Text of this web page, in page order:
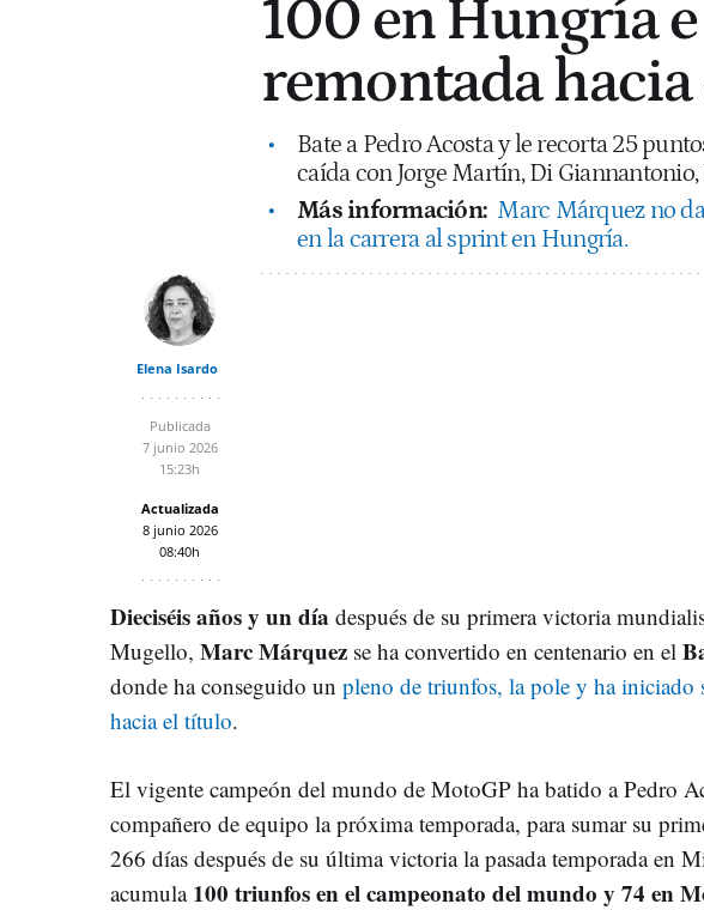
100 en Hungría
remontada
Bate a Pedro Acosta y le recorta 25
caída con Jorge Martín, Di
Más información: Marc Márquez no
en la carrera al sprint en Hungría.
Elena Isardo
Publicada
7 junio 2026
15:23h
Actualizada
8 junio 2026
08:40h
Dieciséis años y un día después de su primera victoria
Mugello, Marc Márquez se ha convertido en centenario en el
donde ha conseguido un pleno de triunfos, la pole y ha iniciado
hacia el título.
El vigente campeón del mundo de MotoGP ha batido a Pedro
compañero de equipo la próxima temporada, para sumar su
266 días después de su última victoria la pasada temporada en
acumula 100 triunfos en el campeonato del mundo y 74 en